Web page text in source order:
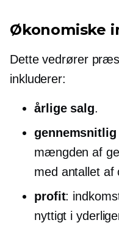
Økonomiske
Dette vedrører
inkluderer:
årlige salg.
mængden af
med antallet af
profit:
nyttigt i